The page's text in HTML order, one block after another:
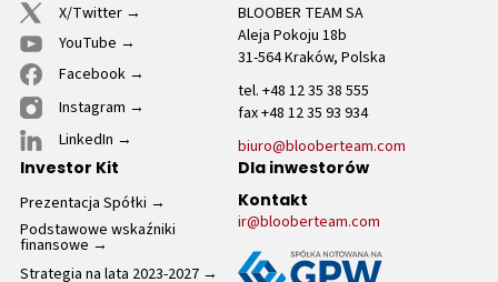
X/Twitter
YouTube
Facebook
Instagram
LinkedIn
BLOOBER TEAM SA
Aleja Pokoju 18b
31-564 Kraków, Polska
tel. +48 12 35 38 555
fax +48 12 35 93 934
biuro@blooberteam.com
Investor Kit
Prezentacja Spółki
Podstawowe wskaźniki
finansowe
Strategia na lata 2023-2027
Dla inwestorów
Kontakt
ir@blooberteam.com